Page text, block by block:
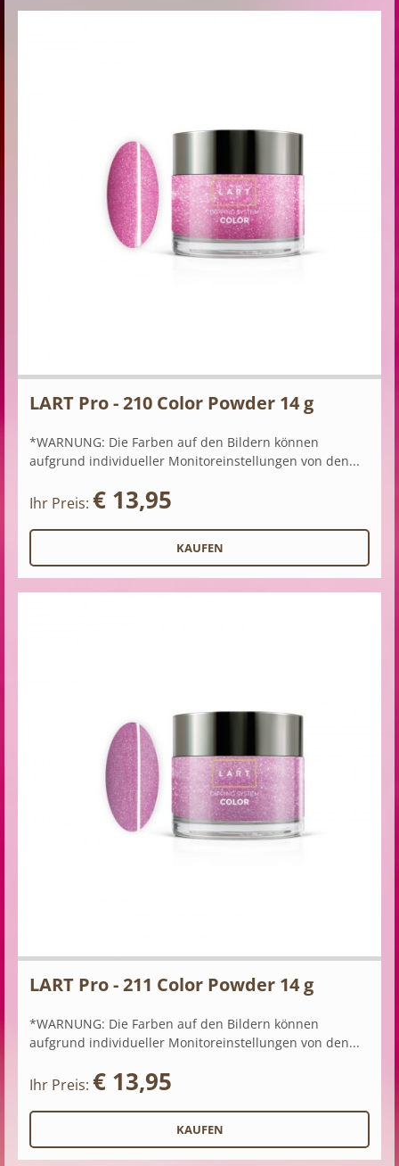
LART Pro - 210 Color Powder 14 g
*WARNUNG: Die Farben auf den Bildern können
aufgrund individueller Monitoreinstellungen von den...
Ihr Preis: € 13,95
LART Pro - 211 Color Powder 14 g
*WARNUNG: Die Farben auf den Bildern können
aufgrund individueller Monitoreinstellungen von den...
Ihr Preis: € 13,95